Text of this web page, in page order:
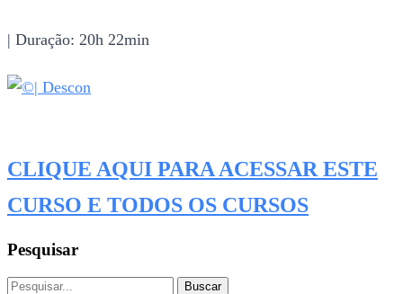
| Duração: 20h 22min
| Descon
CLIQUE AQUI PARA ACESSAR ESTE
CURSO E TODOS OS CURSOS
Pesquisar
Buscar